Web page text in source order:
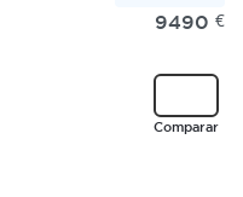
9490 €
Comparar